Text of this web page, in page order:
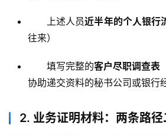
上述人员近半年的个人银行
往来）
填写完整的客户尽职调查表
协助递交资料的秘书公司或银行
2. 业务证明材料：两条路